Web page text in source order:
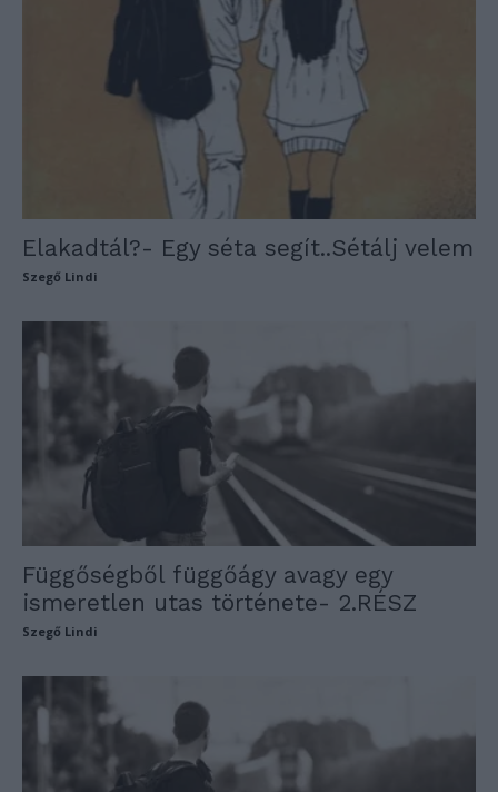
Elakadtál?- Egy séta segít..Sétálj velem
Szegő Lindi
Függőségből függőágy avagy egy
ismeretlen utas története- 2.RÉSZ
Szegő Lindi